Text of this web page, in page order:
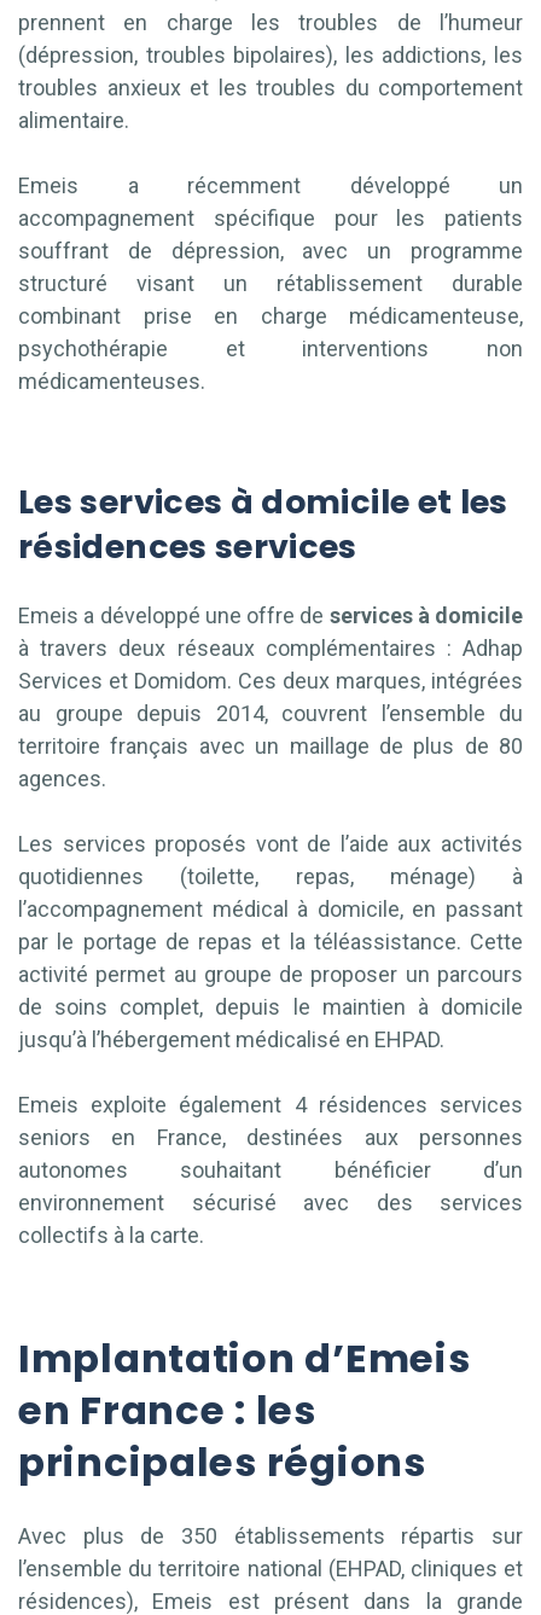
prennent en charge les troubles de l’humeur
(dépression, troubles bipolaires), les addictions, les
troubles anxieux et les troubles du comportement
alimentaire.
Emeis a récemment développé un
accompagnement spécifique pour les patients
souffrant de dépression, avec un programme
structuré visant un rétablissement durable
combinant prise en charge médicamenteuse,
psychothérapie et interventions non
médicamenteuses.
Les services à domicile et les
résidences services
Emeis a développé une offre de services à domicile
à travers deux réseaux complémentaires : Adhap
Services et Domidom. Ces deux marques, intégrées
au groupe depuis 2014, couvrent l’ensemble du
territoire français avec un maillage de plus de 80
agences.
Les services proposés vont de l’aide aux activités
quotidiennes (toilette, repas, ménage) à
l’accompagnement médical à domicile, en passant
par le portage de repas et la téléassistance. Cette
activité permet au groupe de proposer un parcours
de soins complet, depuis le maintien à domicile
jusqu’à l’hébergement médicalisé en EHPAD.
Emeis exploite également 4 résidences services
seniors en France, destinées aux personnes
autonomes souhaitant bénéficier d’un
environnement sécurisé avec des services
collectifs à la carte.
Implantation d’Emeis
en France : les
principales régions
Avec plus de 350 établissements répartis sur
l’ensemble du territoire national (EHPAD, cliniques et
résidences), Emeis est présent dans la grande